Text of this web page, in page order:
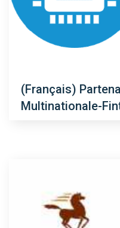
(Français)
Multinationale-